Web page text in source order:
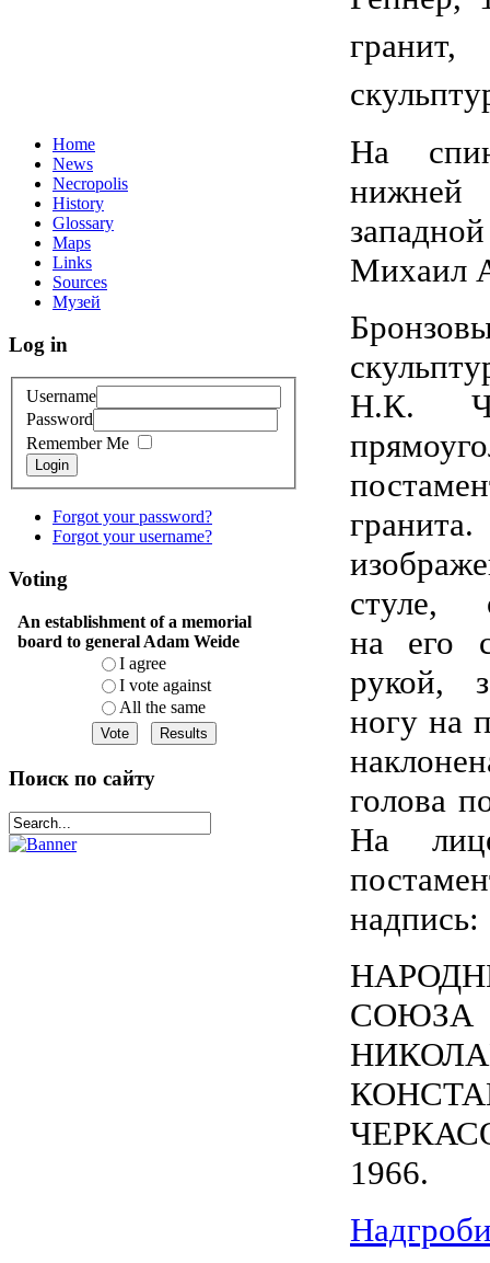
Home
News
Necropolis
History
Glossary
Maps
Links
Sources
Музей
Log in
Username
Password
Remember Me
Login
Forgot your password?
Forgot your username?
Voting
An establishment of a memorial
board to general Adam Weide
I agree
I vote against
All the same
Поиск по сайту
На
Михаил
Н.К.
стуле,
на его
рукой,
ногу на
голова
На
надпись:
1966.